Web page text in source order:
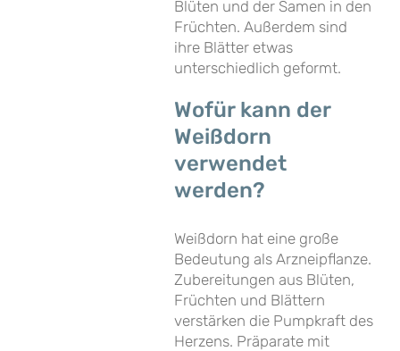
Blüten und der Samen in den
Früchten. Außerdem sind
ihre Blätter etwas
unterschiedlich geformt.
Wofür kann der
Weißdorn
verwendet
werden?
Weißdorn hat eine große
Bedeutung als Arzneipflanze.
Zubereitungen aus Blüten,
Früchten und Blättern
verstärken die Pumpkraft des
Herzens. Präparate mit